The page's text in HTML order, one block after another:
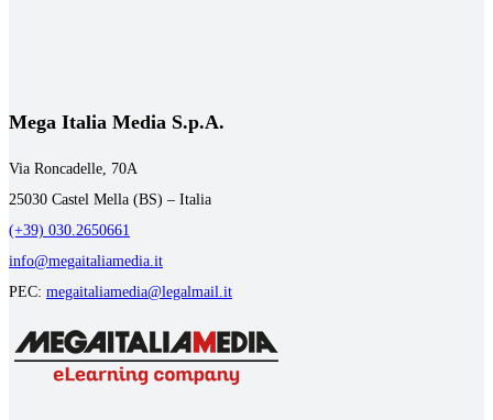
Mega Italia Media S.p.A.
Via Roncadelle, 70A
25030 Castel Mella (BS) – Italia
(+39) 030.2650661
info@megaitaliamedia.it
PEC: megaitaliamedia@legalmail.it